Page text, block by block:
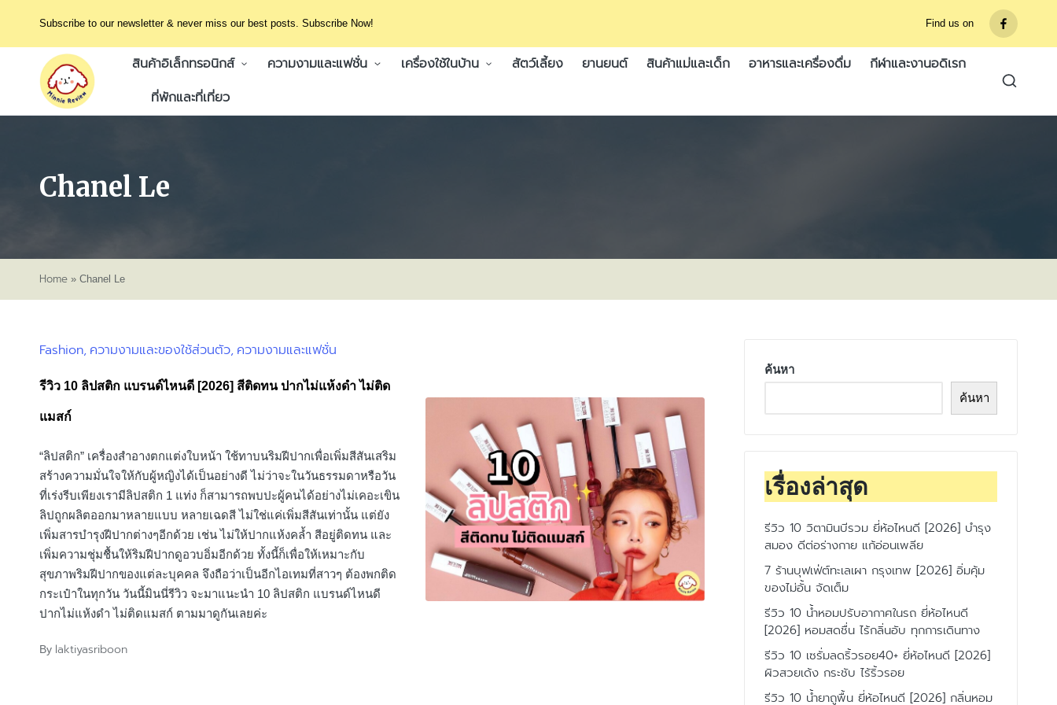
Subscribe to our newsletter & never miss our best posts. Subscribe Now! Find us on
รายการ
เมนู
สินค้าอิเล็กทรอนิกส์ ความงามและแฟชั่น เครื่องใช้ในบ้าน สัตว์เลี้ยง ยานยนต์ สินค้าแม่และเด็ก อาหารและเครื่องดื่ม
กีฬาและงานอดิเรก
ที่พักและที่เที่ยว
Chanel Le
Home » Chanel Le
Posted
Fashion ความงามและของใช้ส่วนตัว ความงามและแฟชั่น
รีวิว 10 ลิปสติก แบรนด์ไหนดี [2026] สีติดทน ปากไม่แห้งดำ ไม่ติด
แมสก์
“ลิปสติก” เครื่องสำอางตกแต่งใบหน้า ใช้ทาบนริมฝีปากเพื่อเพิ่มสีสันเสริม
สร้างความมั่นใจให้กับผู้หญิงได้เป็นอย่างดี ไม่ว่าจะในวันธรรมดาหรือวัน
ที่เร่งรีบเพียงเรามีลิปสติก 1 แท่ง ก็สามารถพบปะผู้คนได้อย่างไม่เคอะเขิน
ลิปถูกผลิตออกมาหลายแบบ หลายเฉดสี ไม่ใช่แค่เพิ่มสีสันเท่านั้น แต่ยัง
เพิ่มสารบำรุงฝีปากต่างๆอีกด้วย เช่น ไม่ให้ปากแห้งคล้ำ สีอยู่ติดทน และ
เพิ่มความชุ่มชื้นให้ริมฝีปากดูอวบอิ่มอีกด้วย ทั้งนี้ก็เพื่อให้เหมาะกับ
สุขภาพริมฝีปากของแต่ละบุคคล จึงถือว่าเป็นอีกไอเทมที่สาวๆ ต้องพกติด
กระเป๋าในทุกวัน วันนี้มินนี่รีวิว จะมาแนะนำ 10 ลิปสติก แบรนด์ไหนดี
ปากไม่แห้งดำ ไม่ติดแมสก์ ตามมาดูกันเลยค่ะ
Posted
By laktiyasriboon
ค้นหา
ค้นหา
เรื่องล่าสุด
รีวิว 10 วิตามินบีรวม ยี่ห้อไหนดี [2026] บำรุง
สมอง ดีต่อร่างกาย แก้อ่อนเพลีย
7 ร้านบุฟเฟ่ต์ทะเลเผา กรุงเทพ [2026] อิ่มคุ้ม
ของไม่อั้น จัดเต็ม
รีวิว 10 น้ำหอมปรับอากาศในรถ ยี่ห้อไหนดี
[2026] หอมสดชื่น ไร้กลิ่นอับ ทุกการเดินทาง
รีวิว 10 เซรั่มลดริ้วรอย40+ ยี่ห้อไหนดี [2026]
ผิวสวยเด้ง กระชับ ไร้ริ้วรอย
รีวิว 10 น้ำยาถูพื้น ยี่ห้อไหนดี [2026] กลิ่นหอม